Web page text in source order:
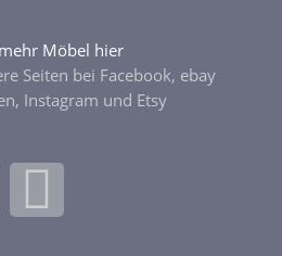
Möbel hier
Seiten bei Facebook, ebay
Instagram und Etsy
E